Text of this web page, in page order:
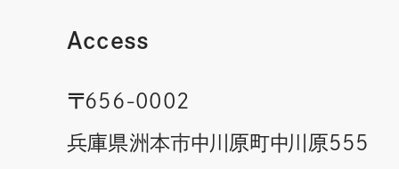
Access
〒656-0002
兵庫県洲本市中川原町中川原555